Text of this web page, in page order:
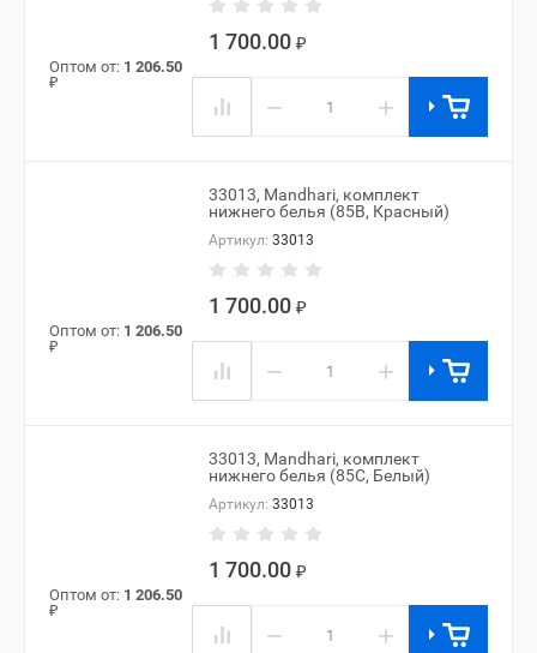
1 700.00 ₽
Оптом от: 1 206.50
₽
− +
33013, Mandhari, комплект
нижнего белья (85B, Красный)
Артикул: 33013
1 700.00 ₽
Оптом от: 1 206.50
₽
− +
33013, Mandhari, комплект
нижнего белья (85C, Белый)
Артикул: 33013
1 700.00 ₽
Оптом от: 1 206.50
₽
− +